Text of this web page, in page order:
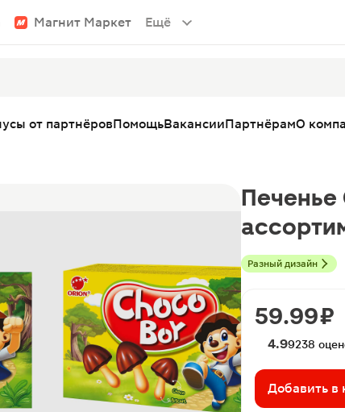
Магнит Маркет Ещё
от партнёровПомощьВакансииПартнёрамО
Разный дизайн
Печенье
59.99 ₽
4.99238
Добавить в